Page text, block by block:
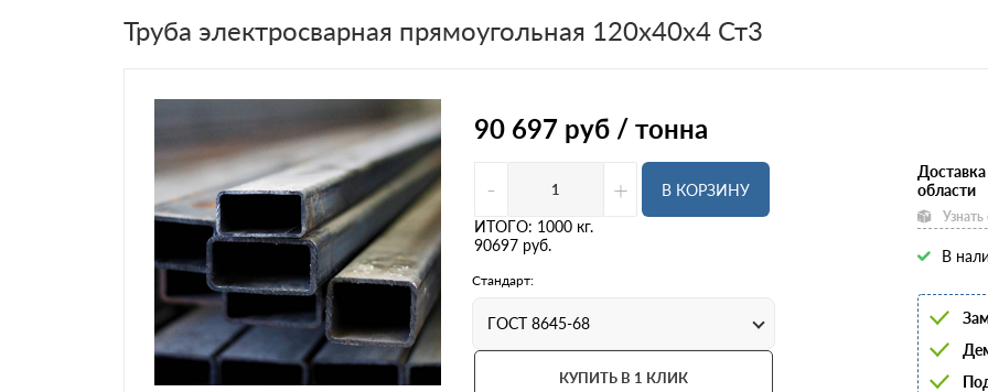
Арматура
Сортовой прокат
Фасонный прокат
Оцинкованный прокат
Рулонная сталь
Винтовые сваи
Профнастил
Евроштакетник
Цветной металлопрокат
Расходники и комплектующие
Гладкая А1
A400
25Г2С
А500С
Для фундамента
Композитная арматура
6
10
Труба электросварная прямоугольная 120х40х4 Ст3
90 697 руб / тонна
- +
В КОРЗИНУ
ИТОГО: 1000 кг.
90697 руб.
Стандарт:
ГОСТ 8645-68
КУПИТЬ В 1 КЛИК
области
В